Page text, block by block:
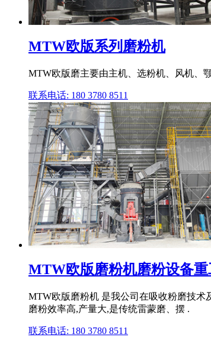
MTW欧版系列磨粉机
MTW欧版磨主要由主机、选粉机、风机、
联系电话: 180 3780 8511
MTW欧版磨粉机磨粉设备重
MTW欧版磨粉机 是我公司在吸收粉磨技
磨粉效率高,产量大,是传统雷蒙磨、摆 .
联系电话: 180 3780 8511